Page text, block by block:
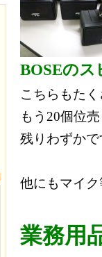
BOSEのス
こちらもた
もう20個位
残りわずか
他にもマイ
業務用